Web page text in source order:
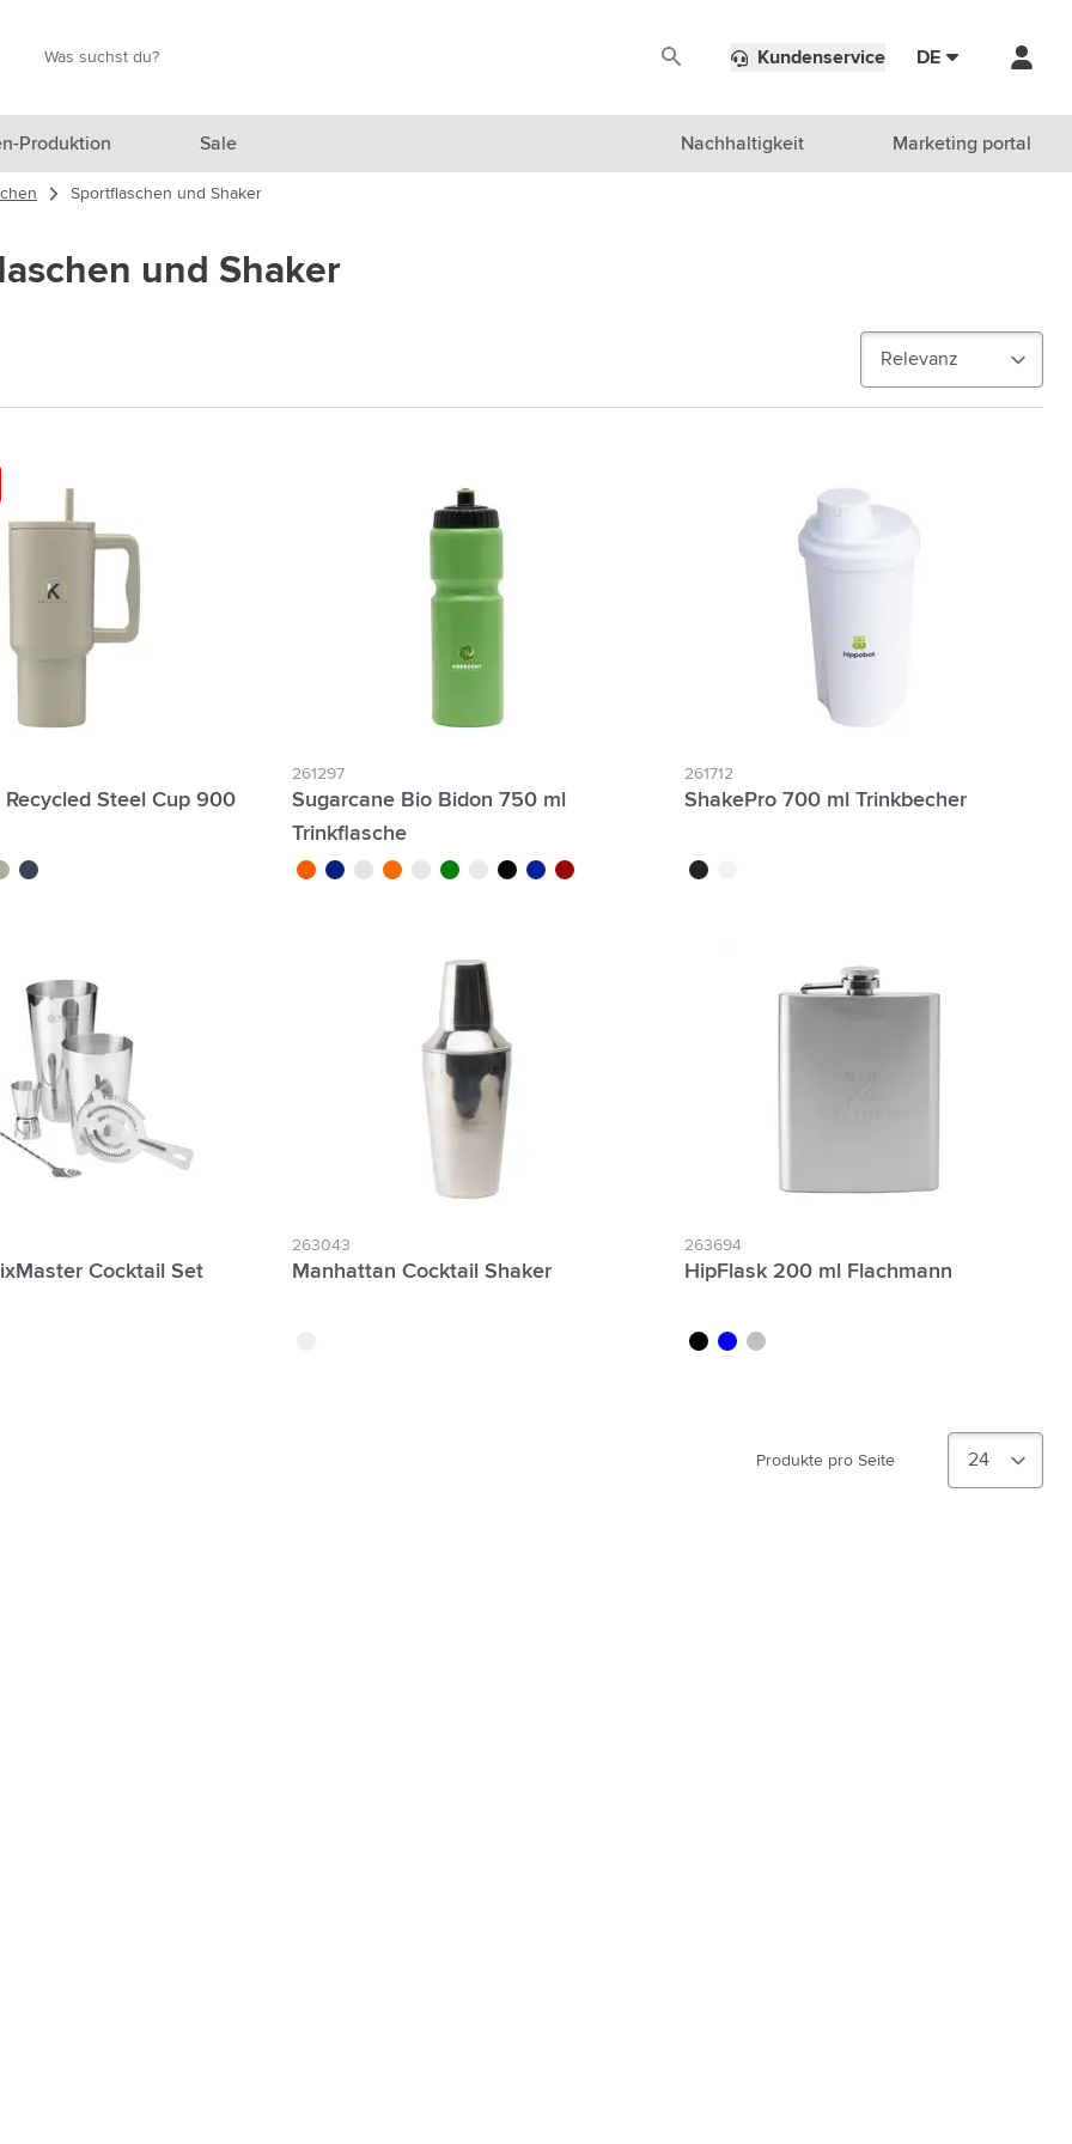
anzeigen
& Wohnen anzeigen
& Gadgets anzeigen
anzeigen
& Unterwegs anzeigen
Kundenservice DE
Produktion Sale Nachhaltigkeit Marketing portal
Sportflaschen und Shaker
Filter Individuelle Namen möglich:
und Shaker
Recycled Steel Cup 900
bleu marine
261297
Sugarcane Bio Bidon 750 ml
Trinkflasche
orange/noir
bleu/blanc
translucide
orange/blanc
blanc/noir
vert/noirblanc/blanc
noir/noirbleu/noirrouge/noir
261712
ShakePro 700 ml Trinkbecher
noir
Cocktail Set
263043
Manhattan Cocktail Shaker
263694
HipFlask 200 ml Flachmann
noir bleu argenté
Produkte pro Seite